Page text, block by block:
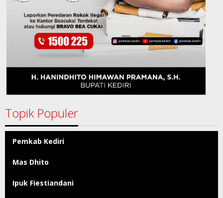
Topik Populer
Pemkab Kediri
Mas Dhito
Ipuk Fiestiandani